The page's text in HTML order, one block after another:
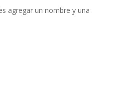
agregar un nombre y una